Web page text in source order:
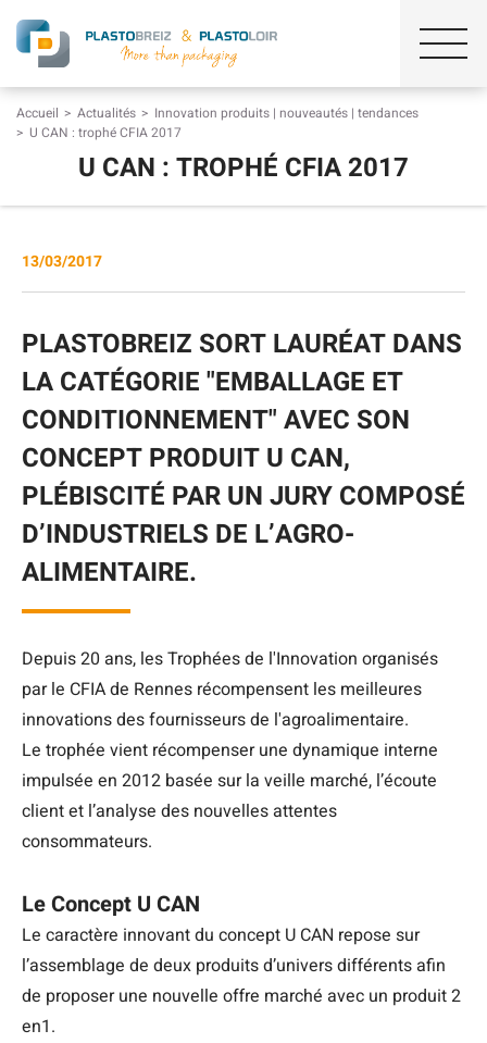
Accueil Actualités
Innovation produits | nouveautés | tendances
U CAN : trophé CFIA 2017
U CAN : TROPHÉ CFIA 2017
13/03/2017
PLASTOBREIZ SORT LAURÉAT DANS
LA CATÉGORIE "EMBALLAGE ET
CONDITIONNEMENT" AVEC SON
CONCEPT PRODUIT U CAN,
PLÉBISCITÉ PAR UN JURY COMPOSÉ
D’INDUSTRIELS DE L’AGRO-
ALIMENTAIRE.
Depuis 20 ans, les Trophées de l'Innovation organisés
par le CFIA de Rennes récompensent les meilleures
innovations des fournisseurs de l'agroalimentaire.
Le trophée vient récompenser une dynamique interne
impulsée en 2012 basée sur la veille marché, l’écoute
client et l’analyse des nouvelles attentes
consommateurs.
Le Concept U CAN
Le caractère innovant du concept U CAN repose sur
l’assemblage de deux produits d’univers différents afin
de proposer une nouvelle offre marché avec un produit 2
en1.